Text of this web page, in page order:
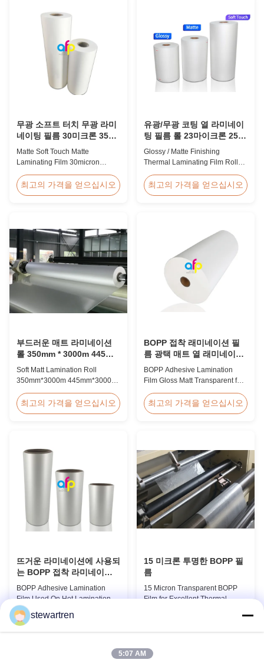
무광 소프트 터치 무광 라미
네이팅 필름 30미크론 35미
크론 고급 포장재용
Matte Soft Touch Matte
Laminating Film 30micron
Consumption Fingerprint Free
Soft Touch Matte Laminating
free laminate is specifically
engineered for luxury packaging
applications. ...
최고의 가격을 얻으십시오
유광/무광 코팅 열 라미네이
팅 필름 롤 23마이크론 25마
이크론
Glossy / Matte Finishing
Thermal Laminating Film Roll
Thermal Laminating Film Roll
Thermal Laminating Film Roll is
machines. Available in two
finishings: Glossy (also called
최고의 가격을 얻으십시오
부드러운 매트 라미네이션
롤 350mm * 3000m 445mm
* 3000m 다중 추출
Soft Matt Lamination Roll
350mm*3000m 445mm*3000m
Professional Glossy Matt Film
Lamination Roll Manufacturer
rolls, we have been producing
high-quality products since
2008. We utilize 8 ...
최고의 가격을 얻으십시오
BOPP 접착 래미네이션 필
름 광택 매트 열 래미네이션
기계에 투명
BOPP Adhesive Lamination
Film Gloss Matt Transparent for
Product Overview BOPP
Adhesive Lamination Film
offers excellent performance
characteristics for various
industrial applicatio...
최고의 가격을 얻으십시오
뜨거운 라미네이션에 사용되
는 BOPP 접착 라미네이션
필름
BOPP Adhesive Lamination
Film Used On Hot Lamination
BOPP Thermal lamination film is
suitable for various printing
methods, particularly offset
EVA composite materials. BOPP
최고의 가격을 얻으십시오
15 미크론 투명한 BOPP 필
름
15 Micron Transparent BOPP
Film for Excellent Thermal
Lamination Film is designed to
appearance of printed materials.
stewartren
5:07 AM